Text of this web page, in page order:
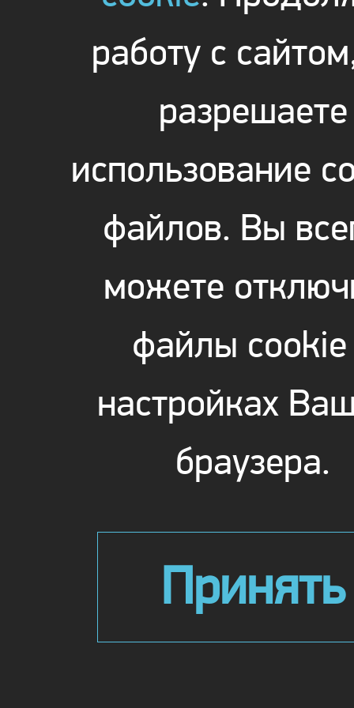
работу с
разрешаете
использование
файлов. Вы
можете
файлы cookie
настройках
браузера.
Принять